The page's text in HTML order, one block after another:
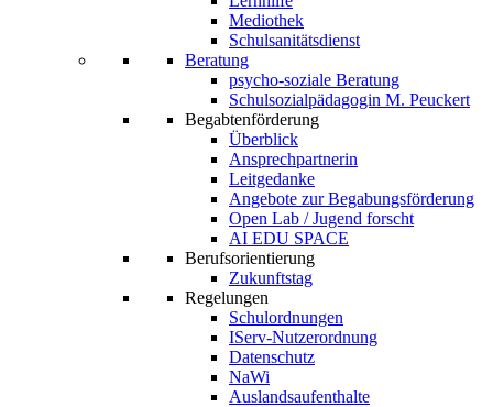
Mediothek
Schulsanitätsdienst
Beratung
psycho-soziale Beratung
Schulsozialpädagogin M. Peuckert
Begabtenförderung
Überblick
Ansprechpartnerin
Leitgedanke
Angebote zur Begabungsförderung
Open Lab / Jugend forscht
AI EDU SPACE
Berufsorientierung
Zukunftstag
Regelungen
Schulordnungen
IServ-Nutzerordnung
Datenschutz
NaWi
Auslandsaufenthalte